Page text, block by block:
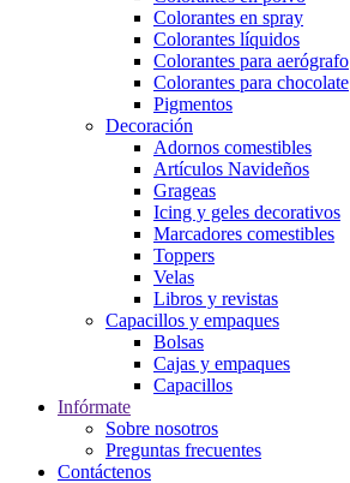
Colorantes en spray
Colorantes líquidos
Colorantes para aerógrafo
Colorantes para chocolate
Pigmentos
Decoración
Adornos comestibles
Artículos Navideños
Grageas
Icing y geles decorativos
Marcadores comestibles
Toppers
Velas
Libros y revistas
Capacillos y empaques
Bolsas
Cajas y empaques
Capacillos
Infórmate
Sobre nosotros
Preguntas frecuentes
Contáctenos